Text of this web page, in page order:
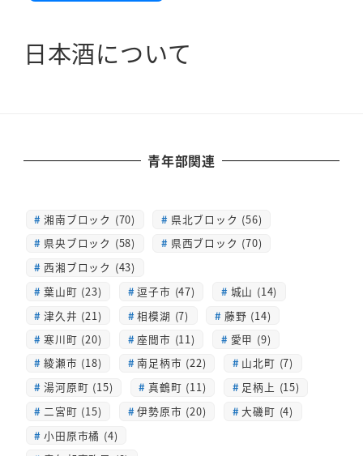
日本酒について
青年部関連
湘南ブロック (70)
県北ブロック (56)
県央ブロック (58)
県西ブロック (70)
西湘ブロック (43)
葉山町 (23)
逗子市 (47)
城山 (14)
津久井 (21)
相模湖 (7)
藤野 (14)
寒川町 (20)
座間市 (11)
愛甲 (9)
綾瀬市 (18)
南足柄市 (22)
山北町 (7)
湯河原町 (15)
真鶴町 (11)
足柄上 (15)
二宮町 (15)
伊勢原市 (20)
大磯町 (4)
小田原市橘 (4)